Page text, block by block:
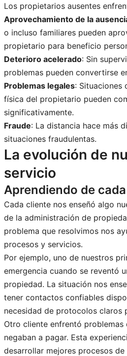
Los propietarios ausentes
Aprovechamiento de la
o incluso familiares pueden
propietario para beneficio
Deterioro acelerado: Sin
problemas pueden convertirse
Problemas legales: Situaciones
física del propietario pueden
significativamente.
Fraude: La distancia hace más
situaciones fraudulentas.
La evolución de
servicio
Aprendiendo de
Cada cliente nos enseñó algo
de la administración de
problema que resolvimos nos
procesos y servicios.
Por ejemplo, uno de nuestros
emergencia cuando se reventó
propiedad. La situación nos
tener contactos confiables
necesidad de protocolos claros
Otro cliente enfrentó problemas
negaban a pagar. Esta
desarrollar mejores procesos